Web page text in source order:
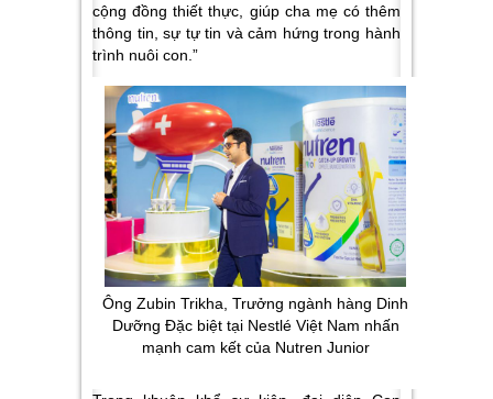
cộng đồng thiết thực, giúp cha mẹ có thêm
thông tin, sự tự tin và cảm hứng trong hành
trình nuôi con.”
Ông Zubin Trikha, Trưởng ngành hàng Dinh
Dưỡng Đặc biệt tại Nestlé Việt Nam nhấn
mạnh cam kết của Nutren Junior